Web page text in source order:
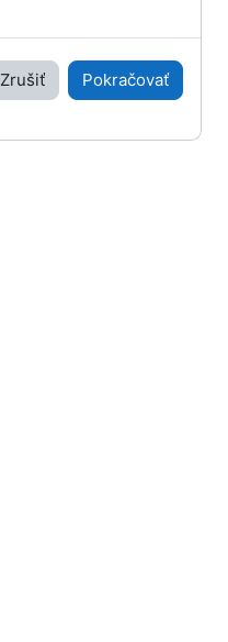
Zrušiť Pokračovať